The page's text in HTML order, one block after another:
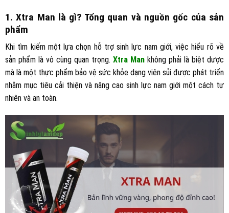
1. Xtra Man là gì? Tổng quan và nguồn gốc của sản
phẩm
Khi tìm kiếm một lựa chọn hỗ trợ sinh lực nam giới, việc hiểu rõ về
sản phẩm là vô cùng quan trọng. Xtra Man không phải là biệt dược
mà là một thực phẩm bảo vệ sức khỏe dạng viên sủi được phát triển
nhằm mục tiêu cải thiện và nâng cao sinh lực nam giới một cách tự
nhiên và an toàn.